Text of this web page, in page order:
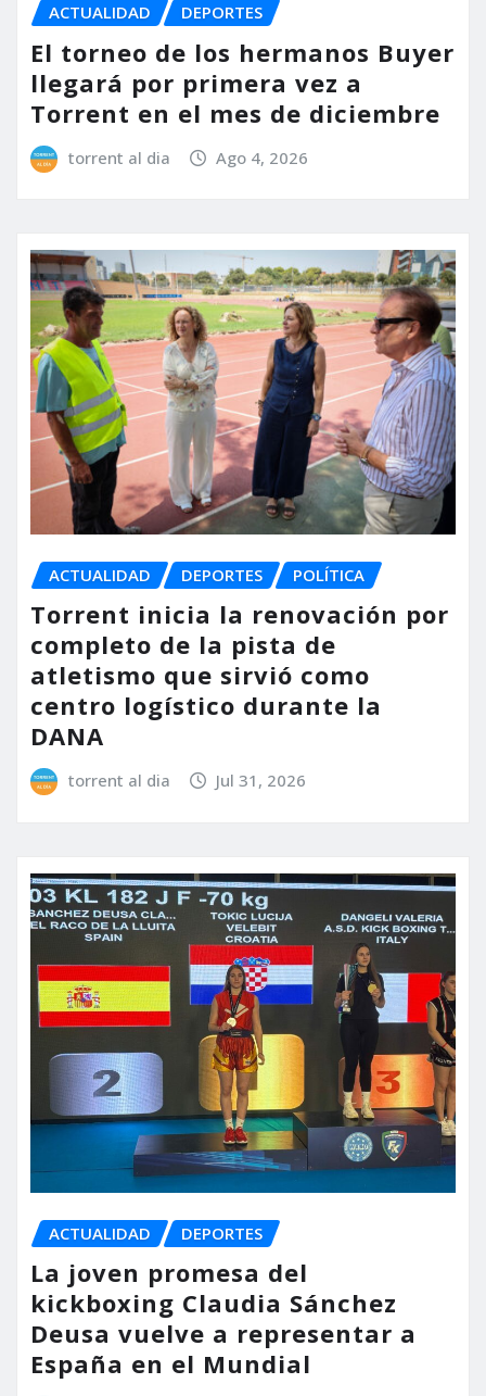
ACTUALIDAD DEPORTES
El torneo de los hermanos Buyer
llegará por primera vez a
Torrent en el mes de diciembre
torrent al dia Ago 4, 2026
ACTUALIDAD DEPORTES POLÍTICA
Torrent inicia la renovación por
completo de la pista de
atletismo que sirvió como
centro logístico durante la
DANA
torrent al dia Jul 31, 2026
ACTUALIDAD DEPORTES
La joven promesa del
kickboxing Claudia Sánchez
Deusa vuelve a representar a
España en el Mundial